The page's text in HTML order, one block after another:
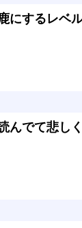
にするレベ
んでて悲し